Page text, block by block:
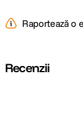
Raportează o
Recenzii